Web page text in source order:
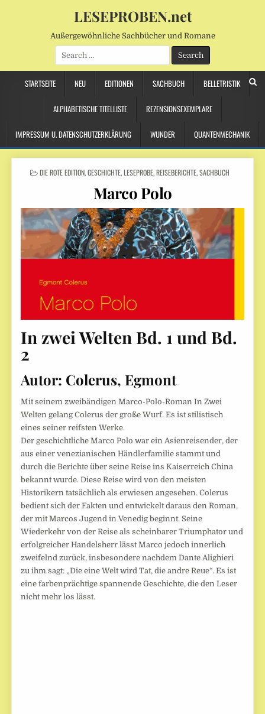
LESEPROBEN.net
Außergewöhnliche Sachbücher und Romane
Search
for:
STARTSEITE NEU EDITIONEN SACHBUCH BELLETRISTIK
ALPHABETISCHE TITELLISTE REZENSIONSEXEMPLARE
IMPRESSUM U. DATENSCHUTZERKLÄRUNG WUNDER QUANTENMECHANIK
POSTED
DIE ROTE EDITION,GESCHICHTE,LESEPROBE,REISEBERICHTE,SACHBUCH
Marco Polo
In zwei Welten Bd. 1 und Bd.
2
Autor: Colerus, Egmont
Mit seinem zweibändigen Marco-Polo-Roman In Zwei
Welten gelang Colerus der große Wurf. Es ist stilistisch
eines seiner reifsten Werke.
Der geschichtliche Marco Polo war ein Asienreisender, der
aus einer venezianischen Händlerfamilie stammt und
durch die Berichte über seine Reise ins Kaiserreich China
bekannt wurde. Diese Reise wird von den meisten
Historikern tatsächlich als erwiesen angesehen. Colerus
bedient sich der Fakten und entwickelt daraus den Roman,
der mit Marcos Jugend in Venedig beginnt. Seine
Wiederkehr von der Reise als scheinbarer Triumphator und
erfolgreicher Handelsherr lässt Marco jedoch innerlich
zweifelnd zurück, insbesondere nachdem Dante Alighieri
zu ihm sagt: „Die eine Welt wird Tat, die andre Reue“. Es ist
eine farbenprächtige spannende Geschichte, die den Leser
nicht mehr los lässt.